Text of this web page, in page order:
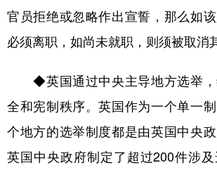
官员拒绝或忽略作出宣誓，那么如
必须离职，如尚未就职，则须被取消
◆英国通过中央主导地方选举，
全和宪制秩序。英国作为一个单一
个地方的选举制度都是由英国中央
英国中央政府制定了超过200件涉